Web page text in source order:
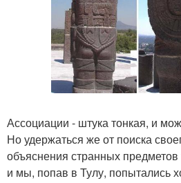
Ассоциации - штука тонкая, и
Но удержаться же от поиска
объяснения странных
и мы, попав в Тулу, попытались